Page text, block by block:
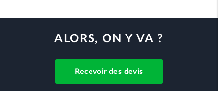
ALORS, ON Y VA ?
Recevoir des devis